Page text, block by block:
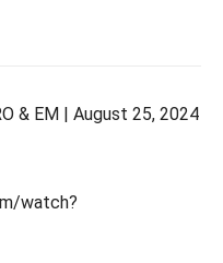
& EM | August 25, 2024
watch?